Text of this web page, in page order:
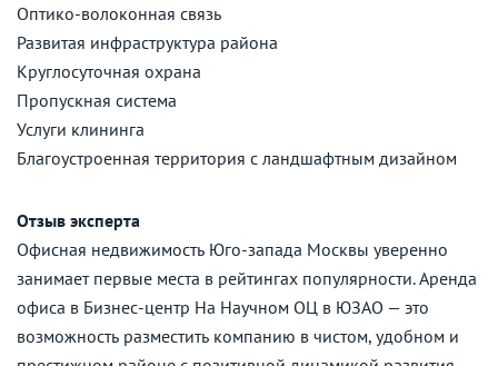
Оптико-волоконная связь
Развитая инфраструктура района
Круглосуточная охрана
Пропускная система
Услуги клининга
Благоустроенная территория с ландшафтным дизайном
Отзыв эксперта
Офисная недвижимость Юго-запада Москвы уверенно
занимает первые места в рейтингах популярности. Аренда
офиса в Бизнес-центр На Научном ОЦ в ЮЗАО — это
возможность разместить компанию в чистом, удобном и